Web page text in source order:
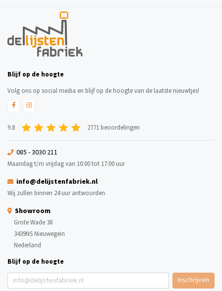
Blijf op de hoogte
Volg ons op social media en blijf op de hoogte van de laatste nieuwtjes!
9.8 2771 beoordelingen
085 - 3030 211
Maandag t/m vrijdag van 10:00 tot 17:00 uur
info@delijstenfabriek.nl
Wij zullen binnen 24 uur antwoorden
Showroom
Grote Wade 38
3439NS Nieuwegein
Nederland
Blijf op de hoogte
Inschrijven